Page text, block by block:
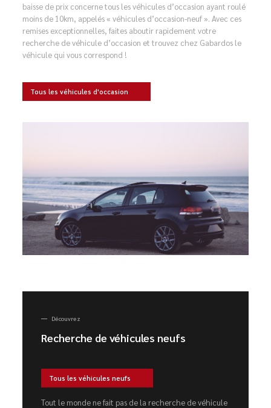
baisse de prix concerne tous les véhicules d’occasion ayant roulé
moins de 10km, appelés « véhicules d’occasion-neuf ». Avec ces
remises exceptionnelles, faites aboutir rapidement votre
recherche de véhicule d’occasion et trouvez chez Gabardos le
véhicule qui vous correspond !
Tous les véhicules d'occasion
Découvrez
Recherche de véhicules neufs
Tous les véhicules neufs
Tout le monde ne fait pas de la recherche de véhicule